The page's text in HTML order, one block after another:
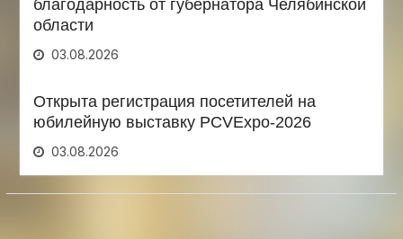
благодарность от губернатора Челябинской
области
03.08.2026
Открыта регистрация посетителей на
юбилейную выставку PCVExpo-2026
03.08.2026